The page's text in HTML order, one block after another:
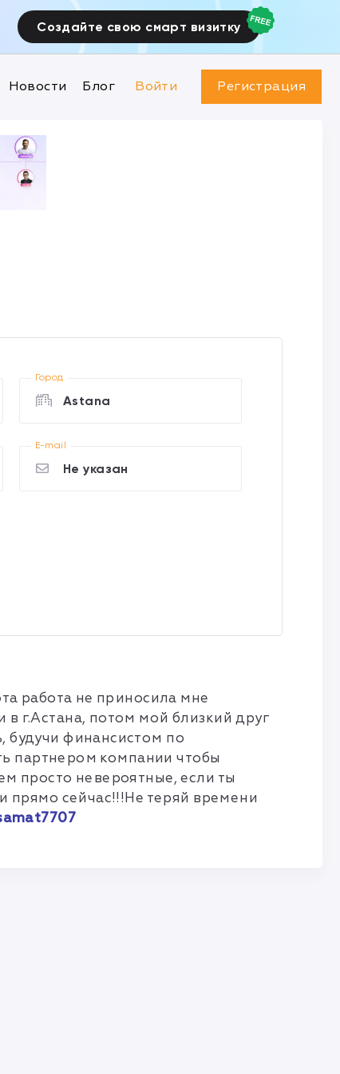
Создайте свою смарт визитку
Новости Блог Войти Регистрация
Город
Astana
E-mail
Не указан
работа не приносила мне
г.Астана, потом мой близкий друг
будучи финансистом по
партнером компании чтобы
просто невероятные, если ты
прямо сейчас!!!Не теряй времени